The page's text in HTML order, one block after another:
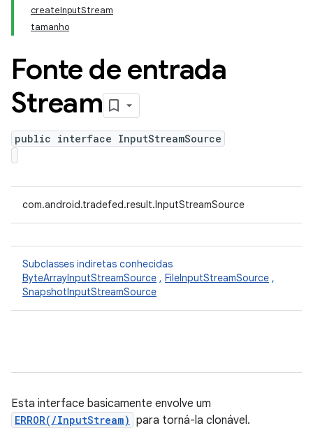
createInputStream
tamanho
Fonte de entrada
Stream
public interface InputStreamSource
com.android.tradefed.result.InputStreamSource
Subclasses indiretas conhecidas
ByteArrayInputStreamSource , FileInputStreamSource ,
SnapshotInputStreamSource
Esta interface basicamente envolve um
ERROR(/InputStream) para torná-la clonável.